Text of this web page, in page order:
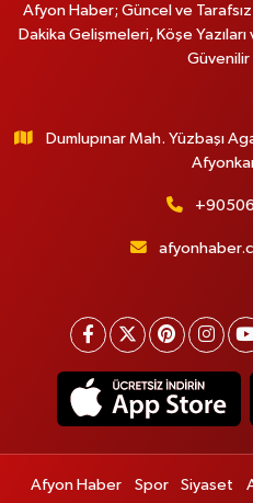
Afyon Haber; Güncel ve
Dakika Gelişmeleri, Köşe
Dumlupınar Mah. Yüzbaşı
Afyon Haber Spor Siyaset